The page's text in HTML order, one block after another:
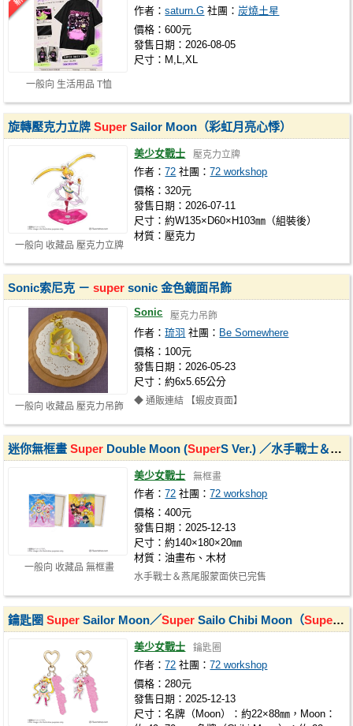
一般向 生活用品 T恤
作者：saturn.G 社團： 炭燒土星
價格：600元
發售日期：2026-08-05
尺寸：M,L,XL
一般向 收藏品 壓克力立牌
旋轉壓克力立牌Super Sailor Moon（彩虹月亮心悸）
美少女戰士 壓克力立牌
作者：72 社團：72 workshop
價格：320元
發售日期：2026-07-11
尺寸：約W135×D60×H103㎜（組裝後）
材質：壓克力
一般向 收藏品 壓克力吊飾
Sonic索尼克 －super sonic 金色鏡面吊飾
Sonic 壓克力吊飾
作者：琉羽 社團： Be Somewhere
價格：100元
發售日期：2026-05-23
尺寸：約6x5.65公分
◆ 通販連結 【蝦皮頁面】
一般向 收藏品 無框畫
迷你無框畫Super Double Moon (SuperS Ver.) ／水手戰士＆燕尾服蒙面俠
美少女戰士 無框畫
作者：72 社團：72 workshop
價格：400元
發售日期：2025-12-13
尺寸：約140×180×20㎜
材質：油畫布、木材
水手戰士＆燕尾服蒙面俠已完售
鑰匙圈Super Sailor Moon／Super Sailo Chibi Moon（Super S
美少女戰士 鑰匙圈
作者：72 社團：72 workshop
價格：280元
發售日期：2025-12-13
尺寸：名牌（Moon）：約22×88㎜，Moon：